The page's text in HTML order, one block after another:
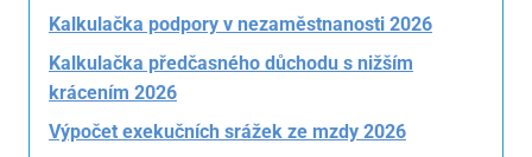
Kalkulačka podpory v nezaměstnanosti 2026
Kalkulačka předčasného důchodu s nižším
krácením 2026
Výpočet exekučních srážek ze mzdy 2026